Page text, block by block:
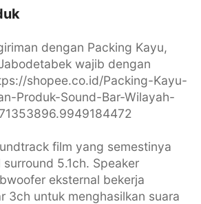
dengan Packing Kayu,
wajib dengan
shopee.co.id/Packing-Kayu-
Produk-Sound-Bar-Wilayah-
film yang semestinya
5.1ch. Speaker
eksternal bekerja
3ch untuk menghasilkan suara